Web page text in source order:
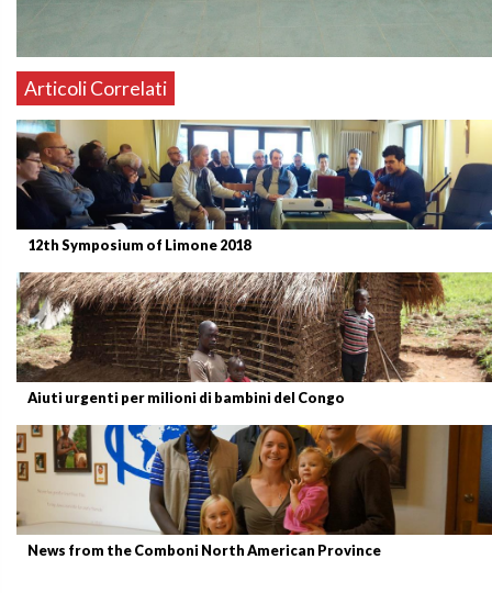
Articoli Correlati
12th Symposium of Limone 2018
Aiuti urgenti per milioni di bambini del Congo
News from the Comboni North American Province